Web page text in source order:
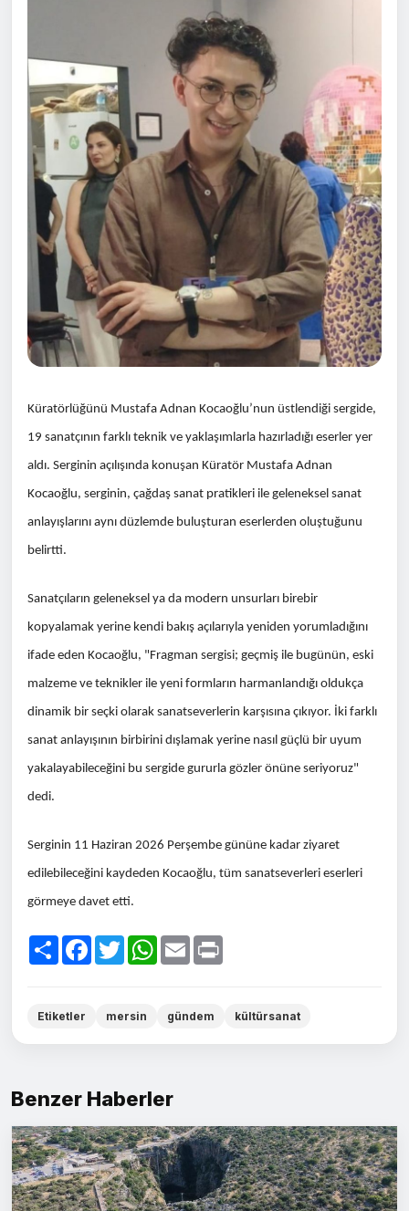
Küratörlüğünü Mustafa Adnan Kocaoğlu’nun üstlendiği sergide,
19 sanatçının farklı teknik ve yaklaşımlarla hazırladığı eserler yer
aldı. Serginin açılışında konuşan Küratör Mustafa Adnan
Kocaoğlu, serginin, çağdaş sanat pratikleri ile geleneksel sanat
anlayışlarını aynı düzlemde buluşturan eserlerden oluştuğunu
belirtti.
Sanatçıların geleneksel ya da modern unsurları birebir
kopyalamak yerine kendi bakış açılarıyla yeniden yorumladığını
ifade eden Kocaoğlu, "Fragman sergisi; geçmiş ile bugünün, eski
malzeme ve teknikler ile yeni formların harmanlandığı oldukça
dinamik bir seçki olarak sanatseverlerin karşısına çıkıyor. İki farklı
sanat anlayışının birbirini dışlamak yerine nasıl güçlü bir uyum
yakalayabileceğini bu sergide gururla gözler önüne seriyoruz"
dedi.
Serginin 11 Haziran 2026 Perşembe gününe kadar ziyaret
edilebileceğini kaydeden Kocaoğlu, tüm sanatseverleri eserleri
görmeye davet etti.
PaylaşFacebook
TwitterWhatsApp
Email
Etiketler mersin gündem kültürsanat
Benzer Haberler